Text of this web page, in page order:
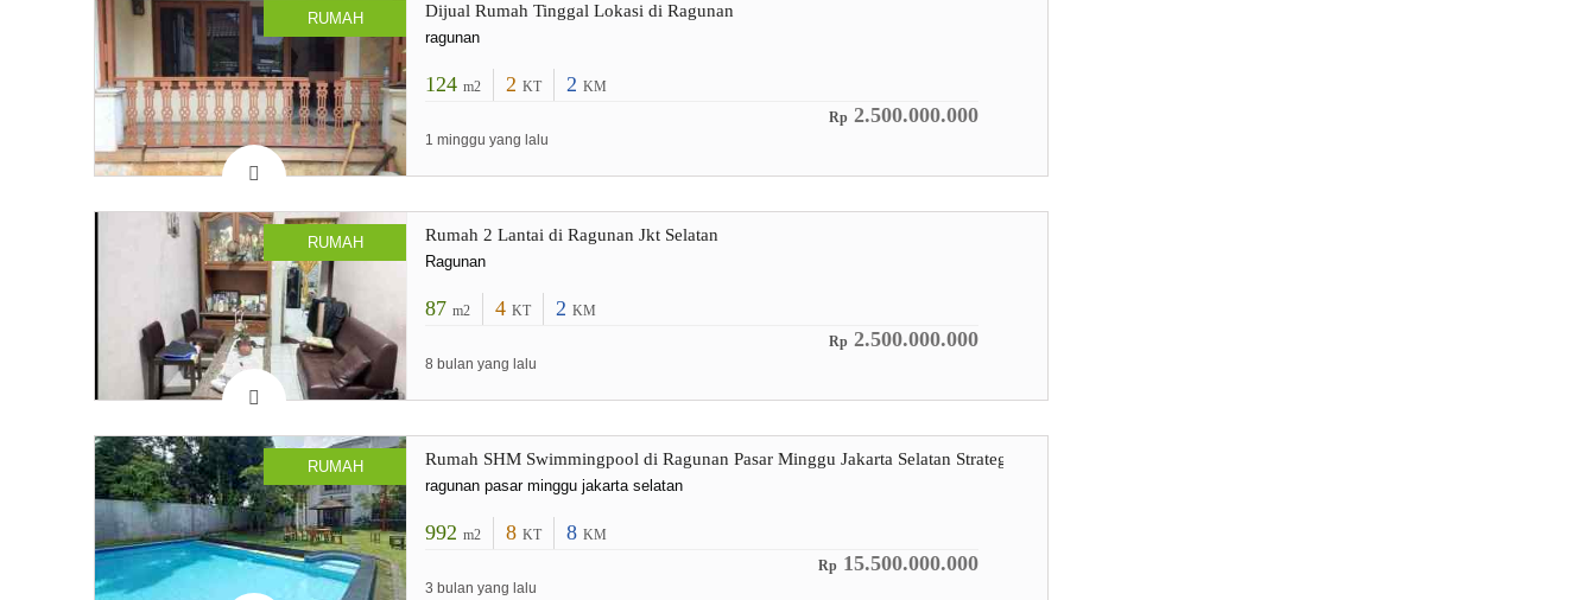
RUMAH Dijual Rumah Tinggal Lokasi di Ragunan
ragunan
124 m2 2 KT 2 KM
Rp 2.500.000.000
1 minggu yang lalu
RUMAH Rumah 2 Lantai di Ragunan Jkt Selatan
Ragunan
87 m2 4 KT 2 KM
Rp 2.500.000.000
8 bulan yang lalu
RUMAH Rumah SHM Swimmingpool di Ragunan Pasar Minggu Jakarta Selatan Strateg
ragunan pasar minggu jakarta selatan
992 m2 8 KT 8 KM
Rp 15.500.000.000
3 bulan yang lalu